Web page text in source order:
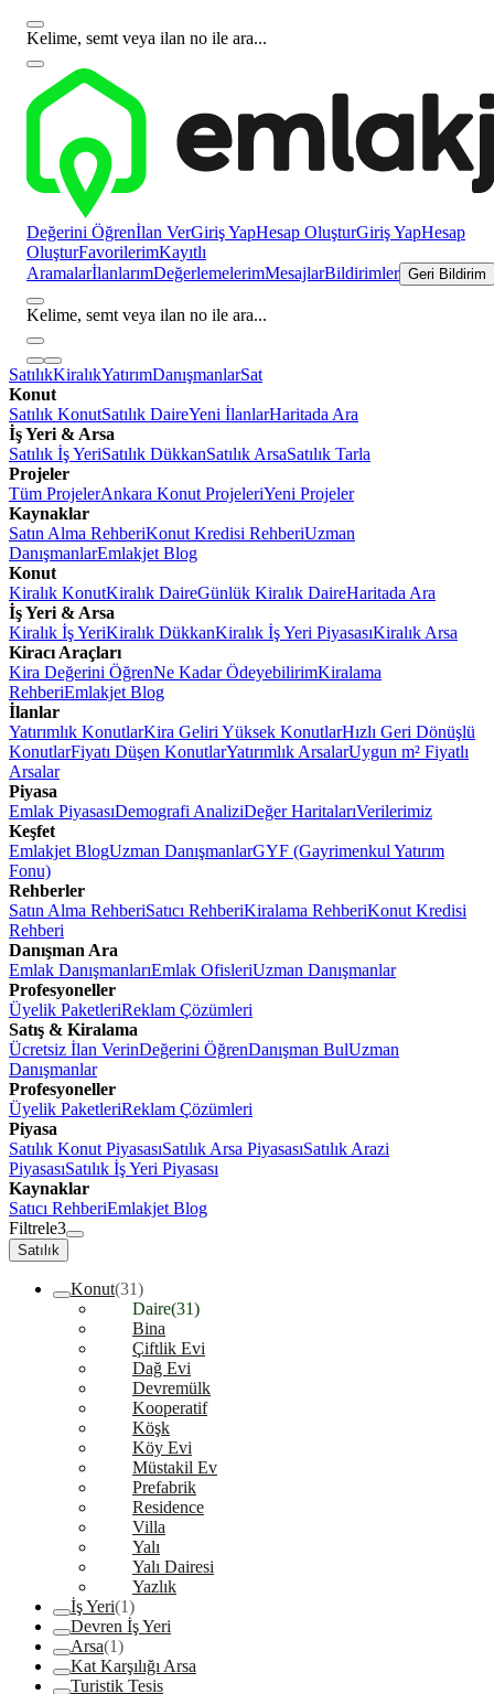
Kelime, semt veya ilan no ile ara...
Değerini Öğrenİlan VerGiriş YapHesap OluşturGiriş YapHesap
OluşturFavorilerimKayıtlı
AramalarİlanlarımDeğerlemelerimMesajlarBildirimler Geri Bildirim
Kelime, semt veya ilan no ile ara...
SatılıkKiralıkYatırımDanışmanlarSat
Konut
Satılık KonutSatılık DaireYeni İlanlarHaritada Ara
İş Yeri & Arsa
Satılık İş YeriSatılık DükkanSatılık ArsaSatılık Tarla
Projeler
Tüm ProjelerAnkara Konut ProjeleriYeni Projeler
Kaynaklar
Satın Alma RehberiKonut Kredisi RehberiUzman
DanışmanlarEmlakjet Blog
Konut
Kiralık KonutKiralık DaireGünlük Kiralık DaireHaritada Ara
İş Yeri & Arsa
Kiralık İş YeriKiralık DükkanKiralık İş Yeri PiyasasıKiralık Arsa
Kiracı Araçları
Kira Değerini ÖğrenNe Kadar ÖdeyebilirimKiralama
RehberiEmlakjet Blog
İlanlar
Yatırımlık KonutlarKira Geliri Yüksek KonutlarHızlı Geri Dönüşlü
KonutlarFiyatı Düşen KonutlarYatırımlık ArsalarUygun m² Fiyatlı
Arsalar
Piyasa
Emlak PiyasasıDemografi AnaliziDeğer HaritalarıVerilerimiz
Keşfet
Emlakjet BlogUzman DanışmanlarGYF (Gayrimenkul Yatırım
Fonu)
Rehberler
Satın Alma RehberiSatıcı RehberiKiralama RehberiKonut Kredisi
Rehberi
Danışman Ara
Emlak DanışmanlarıEmlak OfisleriUzman Danışmanlar
Profesyoneller
Üyelik PaketleriReklam Çözümleri
Satış & Kiralama
Ücretsiz İlan VerinDeğerini ÖğrenDanışman BulUzman
Danışmanlar
Profesyoneller
Üyelik PaketleriReklam Çözümleri
Piyasa
Satılık Konut PiyasasıSatılık Arsa PiyasasıSatılık Arazi
PiyasasıSatılık İş Yeri Piyasası
Kaynaklar
Satıcı RehberiEmlakjet Blog
Filtrele3
Satılık
Konut(31)
Daire(31)
Bina
Çiftlik Evi
Dağ Evi
Devremülk
Kooperatif
Köşk
Köy Evi
Müstakil Ev
Prefabrik
Residence
Villa
Yalı
Yalı Dairesi
Yazlık
İş Yeri(1)
Devren İş Yeri
Arsa(1)
Kat Karşılığı Arsa
Turistik Tesis